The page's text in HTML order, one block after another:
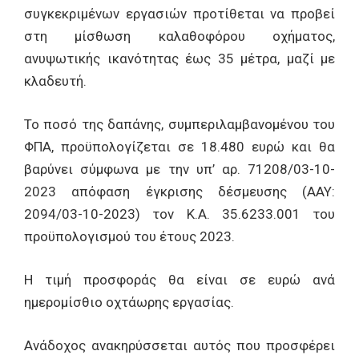
συγκεκριμένων εργασιών προτίθεται να προβεί
στη μίσθωση καλαθοφόρου οχήματος,
ανυψωτικής ικανότητας έως 35 μέτρα, μαζί με
κλαδευτή.
Το ποσό της δαπάνης, συμπεριλαμβανομένου του
ΦΠΑ, προϋπολογίζεται σε 18.480 ευρώ και θα
βαρύνει σύμφωνα με την υπ’ αρ. 71208/03-10-
2023 απόφαση έγκρισης δέσμευσης (ΑΑΥ:
2094/03-10-2023) τον Κ.Α. 35.6233.001 του
προϋπολογισμού του έτους 2023.
Η τιμή προσφοράς θα είναι σε ευρώ ανά
ημερομίσθιο οχτάωρης εργασίας.
Ανάδοχος ανακηρύσσεται αυτός που προσφέρει